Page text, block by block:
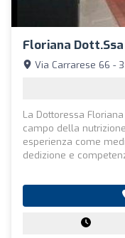
Floriana
Via Carrarese 66 -
La Dottoressa
campo della
esperienza come
dedizione e